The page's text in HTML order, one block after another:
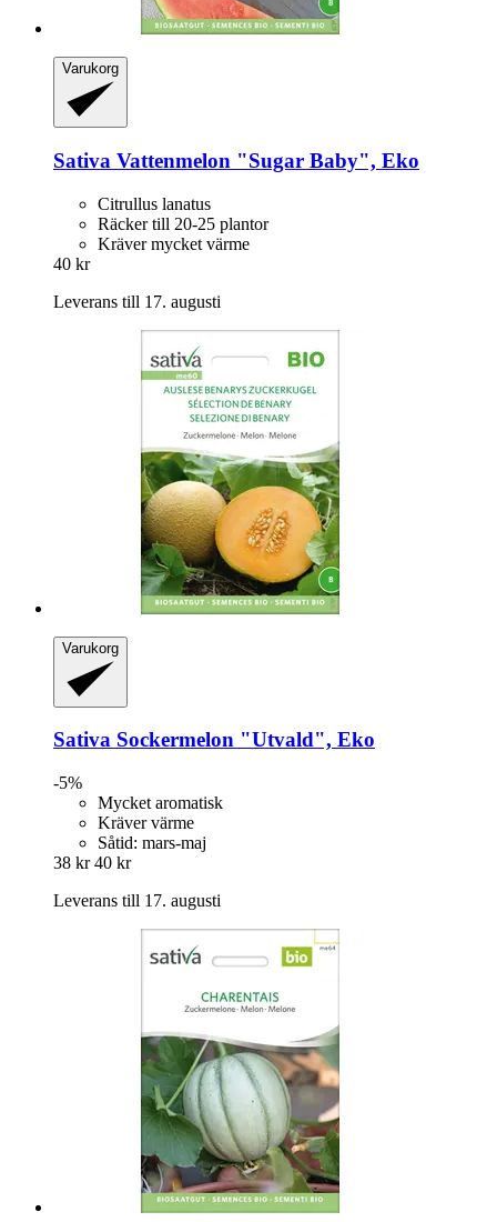
Varukorg
Sativa Vattenmelon "Sugar Baby", Eko
Citrullus lanatus
Räcker till 20-25 plantor
Kräver mycket värme
40 kr
Leverans till 17. augusti
Varukorg
Sativa Sockermelon "Utvald", Eko
-5%
Mycket aromatisk
Kräver värme
Såtid: mars-maj
38 kr 40 kr
Leverans till 17. augusti